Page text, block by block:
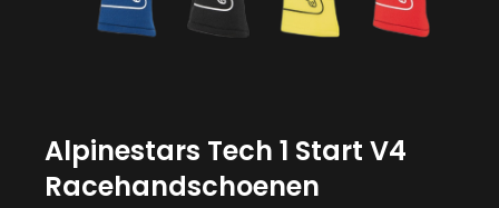
Alpinestars Tech 1 Start V4
Racehandschoenen